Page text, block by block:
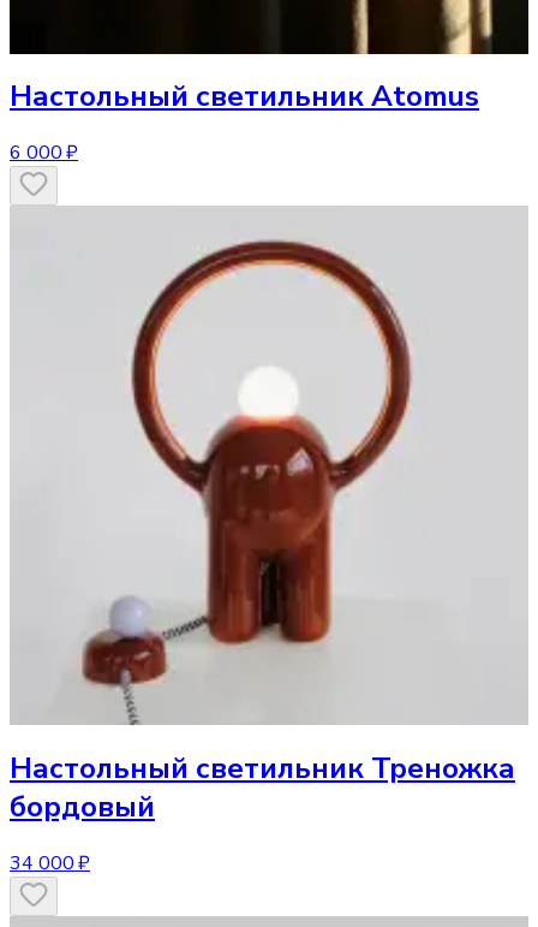
Настольный светильникAtomus
6 000 ₽
Настольный светильник Треножка
бордовый
34 000 ₽